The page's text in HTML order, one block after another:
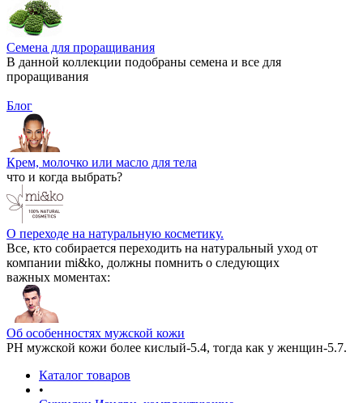
Семена для проращивания
В данной коллекции подобраны семена и все для
проращивания
Блог
Крем, молочко или масло для тела
что и когда выбрать?
О переходе на натуральную косметику.
Все, кто собирается переходить на натуральный уход от
компании mi&ko, должны помнить о следующих
важных моментах:
Об особенностях мужской кожи
РН мужской кожи более кислый-5.4, тогда как у женщин-5.7.
Каталог товаров
•